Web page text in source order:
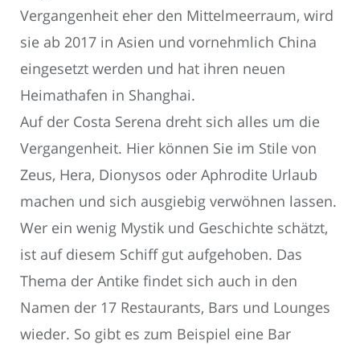
Vergangenheit eher den Mittelmeerraum, wird
sie ab 2017 in Asien und vornehmlich China
eingesetzt werden und hat ihren neuen
Heimathafen in Shanghai.
Auf der Costa Serena dreht sich alles um die
Vergangenheit. Hier können Sie im Stile von
Zeus, Hera, Dionysos oder Aphrodite Urlaub
machen und sich ausgiebig verwöhnen lassen.
Wer ein wenig Mystik und Geschichte schätzt,
ist auf diesem Schiff gut aufgehoben. Das
Thema der Antike findet sich auch in den
Namen der 17 Restaurants, Bars und Lounges
wieder. So gibt es zum Beispiel eine Bar